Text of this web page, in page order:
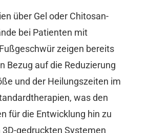
über Gel oder Chitosan-
bei Patienten mit
zeigen bereits
Bezug auf die Reduzierung
und der Heilungszeiten im
was den
für die Entwicklung hin zu
gedruckten Systemen